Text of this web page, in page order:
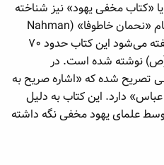
«کتاب مخفی یهود» نیز شناخته
می‌شود، به یک کودک یهودی به نام «نحمان خاطوفا» (Nahman
Khatufa) نسبت داده می‌شود. گفته می‌شود این کتاب حدود ۷۰
(ص) نوشته شده است. در
تصریح شده که «اشاره صریح به
دارد. این کتاب به دلیل
علمای یهود مخفی نگه داشته